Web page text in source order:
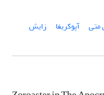
متی آپوکریفا
زایش